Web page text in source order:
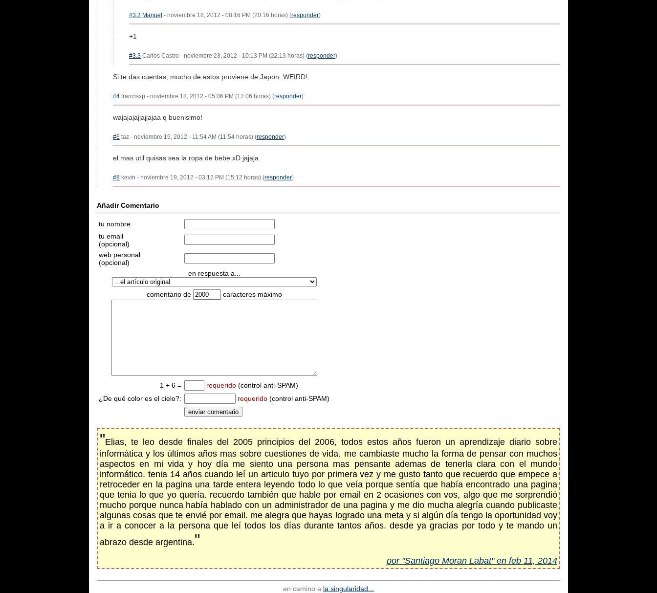
#3.2 Manuel - noviembre 18, 2012 - 08:16 PM (20:16 horas) (responder)
+1
#3.3 Carlos Castro - noviembre 23, 2012 - 10:13 PM (22:13 horas) (responder)
Si te das cuentas, mucho de estos proviene de Japon. WEIRD!
#4 francisxp - noviembre 18, 2012 - 05:06 PM (17:06 horas) (responder)
wajajajajjajjajaa q buenisimo!
#6 taz - noviembre 19, 2012 - 11:54 AM (11:54 horas) (responder)
el mas util quisas sea la ropa de bebe xD jajaja
#8 kevin - noviembre 19, 2012 - 03:12 PM (15:12 horas) (responder)
Añadir Comentario
tu nombre
tu email
(opcional)
web personal
(opcional)
en respuesta a...
comentario de caracteres máximo
1 + 6 = requerido (control anti-SPAM)
¿De qué color es el cielo?:
requerido (control anti-SPAM)
"Elias, te leo desde finales del 2005 principios del 2006, todos estos años fueron un aprendizaje diario sobre
informática y los últimos años mas sobre cuestiones de vida. me cambiaste mucho la forma de pensar con muchos
aspectos en mi vida y hoy día me siento una persona mas pensante ademas de tenerla clara con el mundo
informático. tenia 14 años cuando leí un articulo tuyo por primera vez y me gusto tanto que recuerdo que empece a
retroceder en la pagina una tarde entera leyendo todo lo que veía porque sentía que había encontrado una pagina
que tenia lo que yo quería. recuerdo también que hable por email en 2 ocasiones con vos, algo que me sorprendió
mucho porque nunca había hablado con un administrador de una pagina y me dio mucha alegría cuando publicaste
algunas cosas que te envié por email. me alegra que hayas logrado una meta y si algún día tengo la oportunidad voy
a ir a conocer a la persona que leí todos los días durante tantos años. desde ya gracias por todo y te mando un
abrazo desde argentina."
por "Santiago Moran Labat" en feb 11, 2014
en camino a la singularidad...